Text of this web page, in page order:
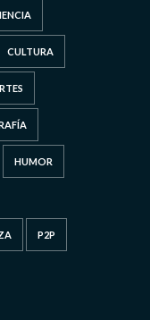
CULTURA
HUMOR
P2P